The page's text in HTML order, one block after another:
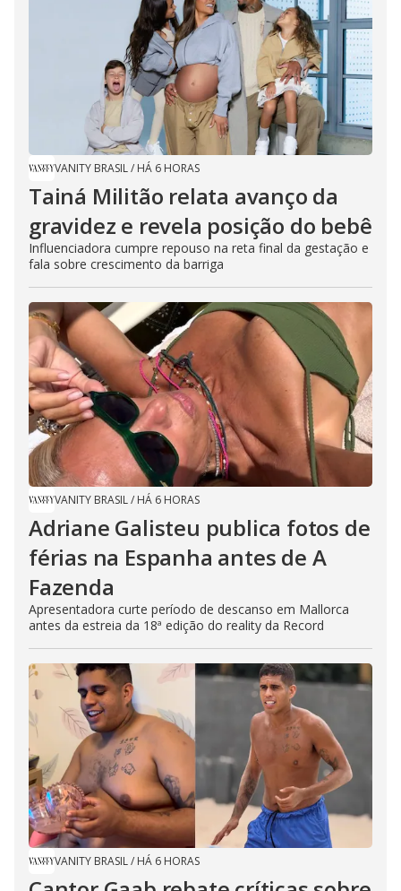
VANITY BRASIL/ HÁ 6 HORAS
Tainá Militão relata avanço da
gravidez e revela posição do bebê
Influenciadora cumpre repouso na reta final da gestação e
fala sobre crescimento da barriga
VANITY BRASIL/ HÁ 6 HORAS
Adriane Galisteu publica fotos de
férias na Espanha antes de A
Fazenda
Apresentadora curte período de descanso em Mallorca
antes da estreia da 18ª edição do reality da Record
VANITY BRASIL/ HÁ 6 HORAS